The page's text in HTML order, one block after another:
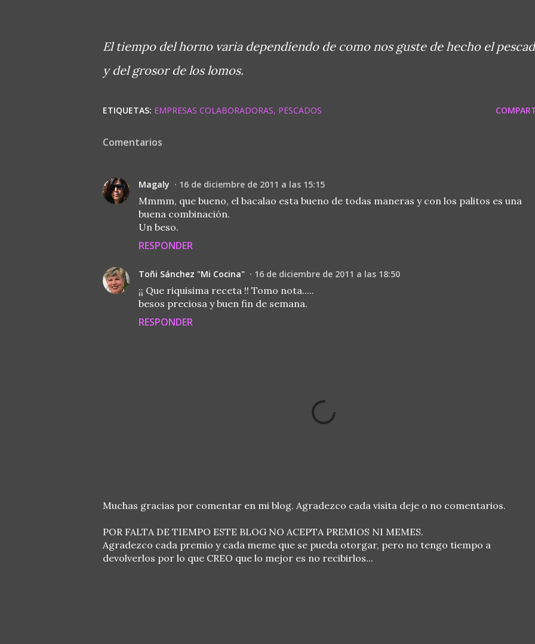
El tiempo del horno varia dependiendo de como nos guste de hecho el
y del grosor de los lomos.
ETIQUETAS: EMPRESAS COLABORADORAS PESCADOS
Comentarios
Magaly 16 de diciembre de 2011 a las 15:15
Mmmm, que bueno, el bacalao esta bueno de todas maneras y con los palitos es una
buena combinación.
Un beso.
RESPONDER
Toñi Sánchez "Mi Cocina" 16 de diciembre de 2011 a las 18:50
¡¡ Que riquisima receta !! Tomo nota.....
besos preciosa y buen fin de semana.
RESPONDER
P
b
l
i
Muchas gracias por comentar en mi blog. Agradezco cada visita deje o no comentarios.
POR FALTA DE TIEMPO ESTE BLOG NO ACEPTA PREMIOS NI MEMES.
Agradezco cada premio y cada meme que se pueda otorgar, pero no tengo tiempo a
devolverlos por lo que CREO que lo mejor es no recibirlos...